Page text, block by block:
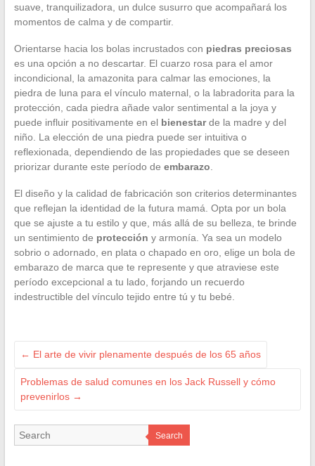
suave, tranquilizadora, un dulce susurro que acompañará los
momentos de calma y de compartir.
Orientarse hacia los bolas incrustados con piedras preciosas
es una opción a no descartar. El cuarzo rosa para el amor
incondicional, la amazonita para calmar las emociones, la
piedra de luna para el vínculo maternal, o la labradorita para la
protección, cada piedra añade valor sentimental a la joya y
puede influir positivamente en el bienestarde la madre y del
niño. La elección de una piedra puede ser intuitiva o
reflexionada, dependiendo de las propiedades que se deseen
priorizar durante este período de embarazo
El diseño y la calidad de fabricación son criterios determinantes
que reflejan la identidad de la futura mamá. Opta por un bola
que se ajuste a tu estilo y que, más allá de su belleza, te brinde
un sentimiento de protección y armonía. Ya sea un modelo
sobrio o adornado, en plata o chapado en oro, elige un bola de
embarazo de marca que te represente y que atraviese este
período excepcional a tu lado, forjando un recuerdo
indestructible del vínculo tejido entre tú y tu bebé.
← El arte de vivir plenamente después de los 65 años
Problemas de salud comunes en los Jack Russell y cómo
prevenirlos →
Search